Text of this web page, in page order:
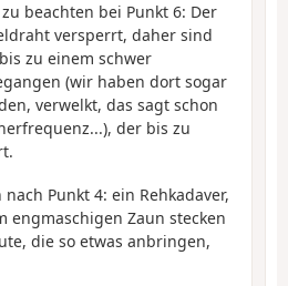
beachten bei Punkt 6: Der
versperrt, daher sind
zu einem schwer
(wir haben dort sogar
verwelkt, das sagt schon
der bis zu
Punkt 4: ein Rehkadaver,
engmaschigen Zaun stecken
die so etwas anbringen,